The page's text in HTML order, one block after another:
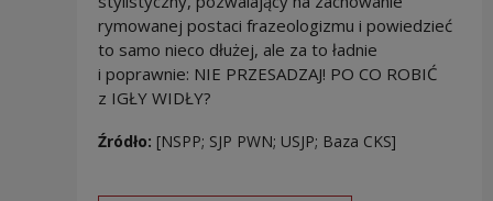
rymowanej postaci frazeologizmu i powiedzieć
to samo nieco dłużej, ale za to ładnie
i poprawnie: NIE PRZESADZAJ! PO CO ROBIĆ
z IGŁY WIDŁY?
Źródło: [NSPP; SJP PWN; USJP; Baza CKS]